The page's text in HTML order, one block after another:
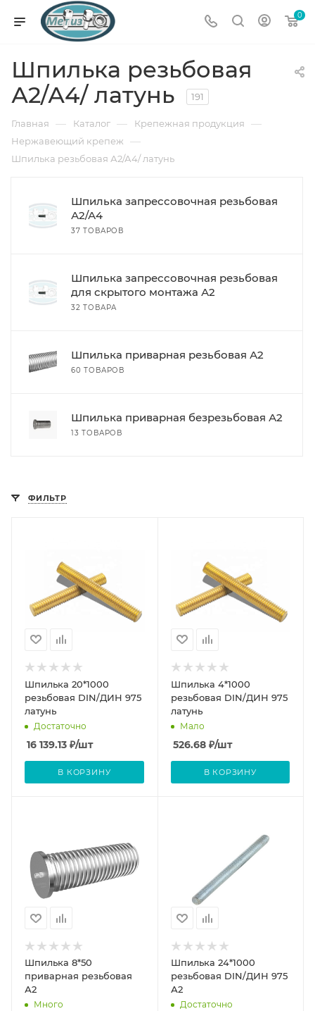
0
Шпилька резьбовая
А2/А4/ латунь
191
Главная — Каталог — Крепежная продукция —
Нержавеющий крепеж —
Шпилька резьбовая А2/А4/ латунь
Шпилька запрессовочная резьбовая
А2/А4
37 ТОВАРОВ
Шпилька запрессовочная резьбовая
для скрытого монтажа А2
32 ТОВАРА
Шпилька приварная резьбовая А2
60 ТОВАРОВ
Шпилька приварная безрезьбовая А2
13 ТОВАРОВ
ФИЛЬТР
Шпилька 20*1000
резьбовая DIN/ДИН 975
латунь
Достаточно
16 139.13 ₽/шт
В КОРЗИНУ
Шпилька 4*1000
резьбовая DIN/ДИН 975
латунь
Мало
526.68₽/шт
В КОРЗИНУ
Шпилька 8*50
приварная резьбовая
А2
Много
Шпилька 24*1000
резьбовая DIN/ДИН 975
А2
Достаточно